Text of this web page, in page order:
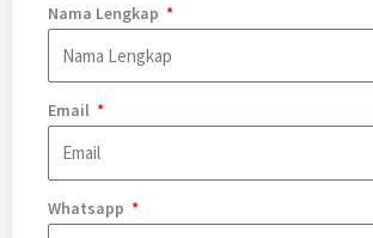
Nama Lengkap
Email
Whatsapp